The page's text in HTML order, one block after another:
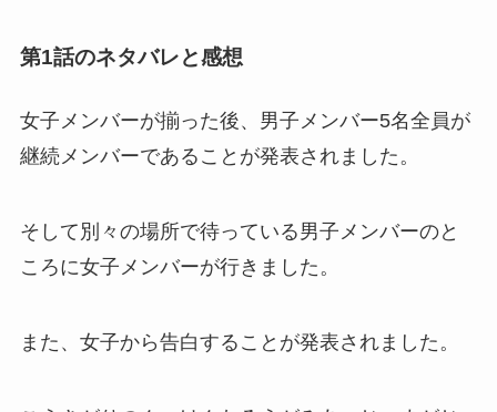
第1話のネタバレと感想
女子メンバーが揃った後、男子メンバー5名全員が
継続メンバーであることが発表されました。
そして別々の場所で待っている男子メンバーのと
ころに女子メンバーが行きました。
また、女子から告白することが発表されました。